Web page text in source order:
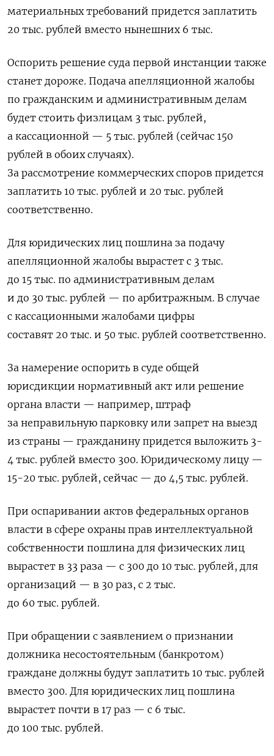
материальных требований придется заплатить
20 тыс. рублей вместо нынешних 6 тыс.
Оспорить решение суда первой инстанции также
станет дороже. Подача апелляционной жалобы
по гражданским и административным делам
будет стоить физлицам 3 тыс. рублей,
а кассационной — 5 тыс. рублей (сейчас 150
рублей в обоих случаях).
За рассмотрение коммерческих споров придется
заплатить 10 тыс. рублей и 20 тыс. рублей
соответственно.
Для юридических лиц пошлина за подачу
апелляционной жалобы вырастет с 3 тыс.
до 15 тыс. по административным делам
и до 30 тыс. рублей — по арбитражным. В случае
с кассационными жалобами цифры
составят 20 тыс. и 50 тыс. рублей соответственно.
За намерение оспорить в суде общей
юрисдикции нормативный акт или решение
органа власти — например, штраф
за неправильную парковку или запрет на выезд
из страны — гражданину придется выложить 3-
4 тыс. рублей вместо 300. Юридическому лицу —
15-20 тыс. рублей, сейчас — до 4,5 тыс. рублей.
При оспаривании актов федеральных органов
власти в сфере охраны прав интеллектуальной
собственности пошлина для физических лиц
вырастет в 33 раза — с 300 до 10 тыс. рублей, для
организаций — в 30 раз, с 2 тыс.
до 60 тыс. рублей.
При обращении с заявлением о признании
должника несостоятельным (банкротом)
граждане должны будут заплатить 10 тыс. рублей
вместо 300. Для юридических лиц пошлина
вырастет почти в 17 раз — с 6 тыс.
до 100 тыс. рублей.